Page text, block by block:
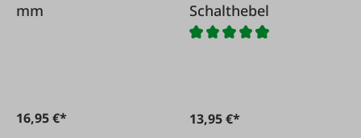
mm
16,95 €*
Schalthebel
13,95 €*